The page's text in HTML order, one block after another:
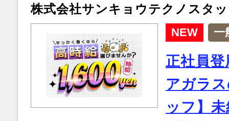
株式会社サンキョウテクノスタ
NEW 一
正社員
アガラ
ッフ】